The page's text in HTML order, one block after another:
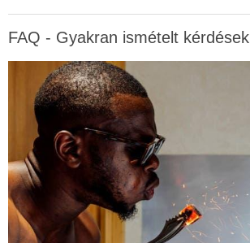
FAQ - Gyakran ismételt kérdések